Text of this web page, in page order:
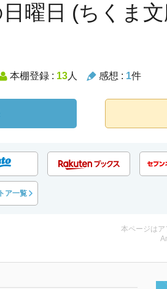
曜日 (ちくま
本棚登録 : 13人 感想 : 1件
ア一覧
本ページは